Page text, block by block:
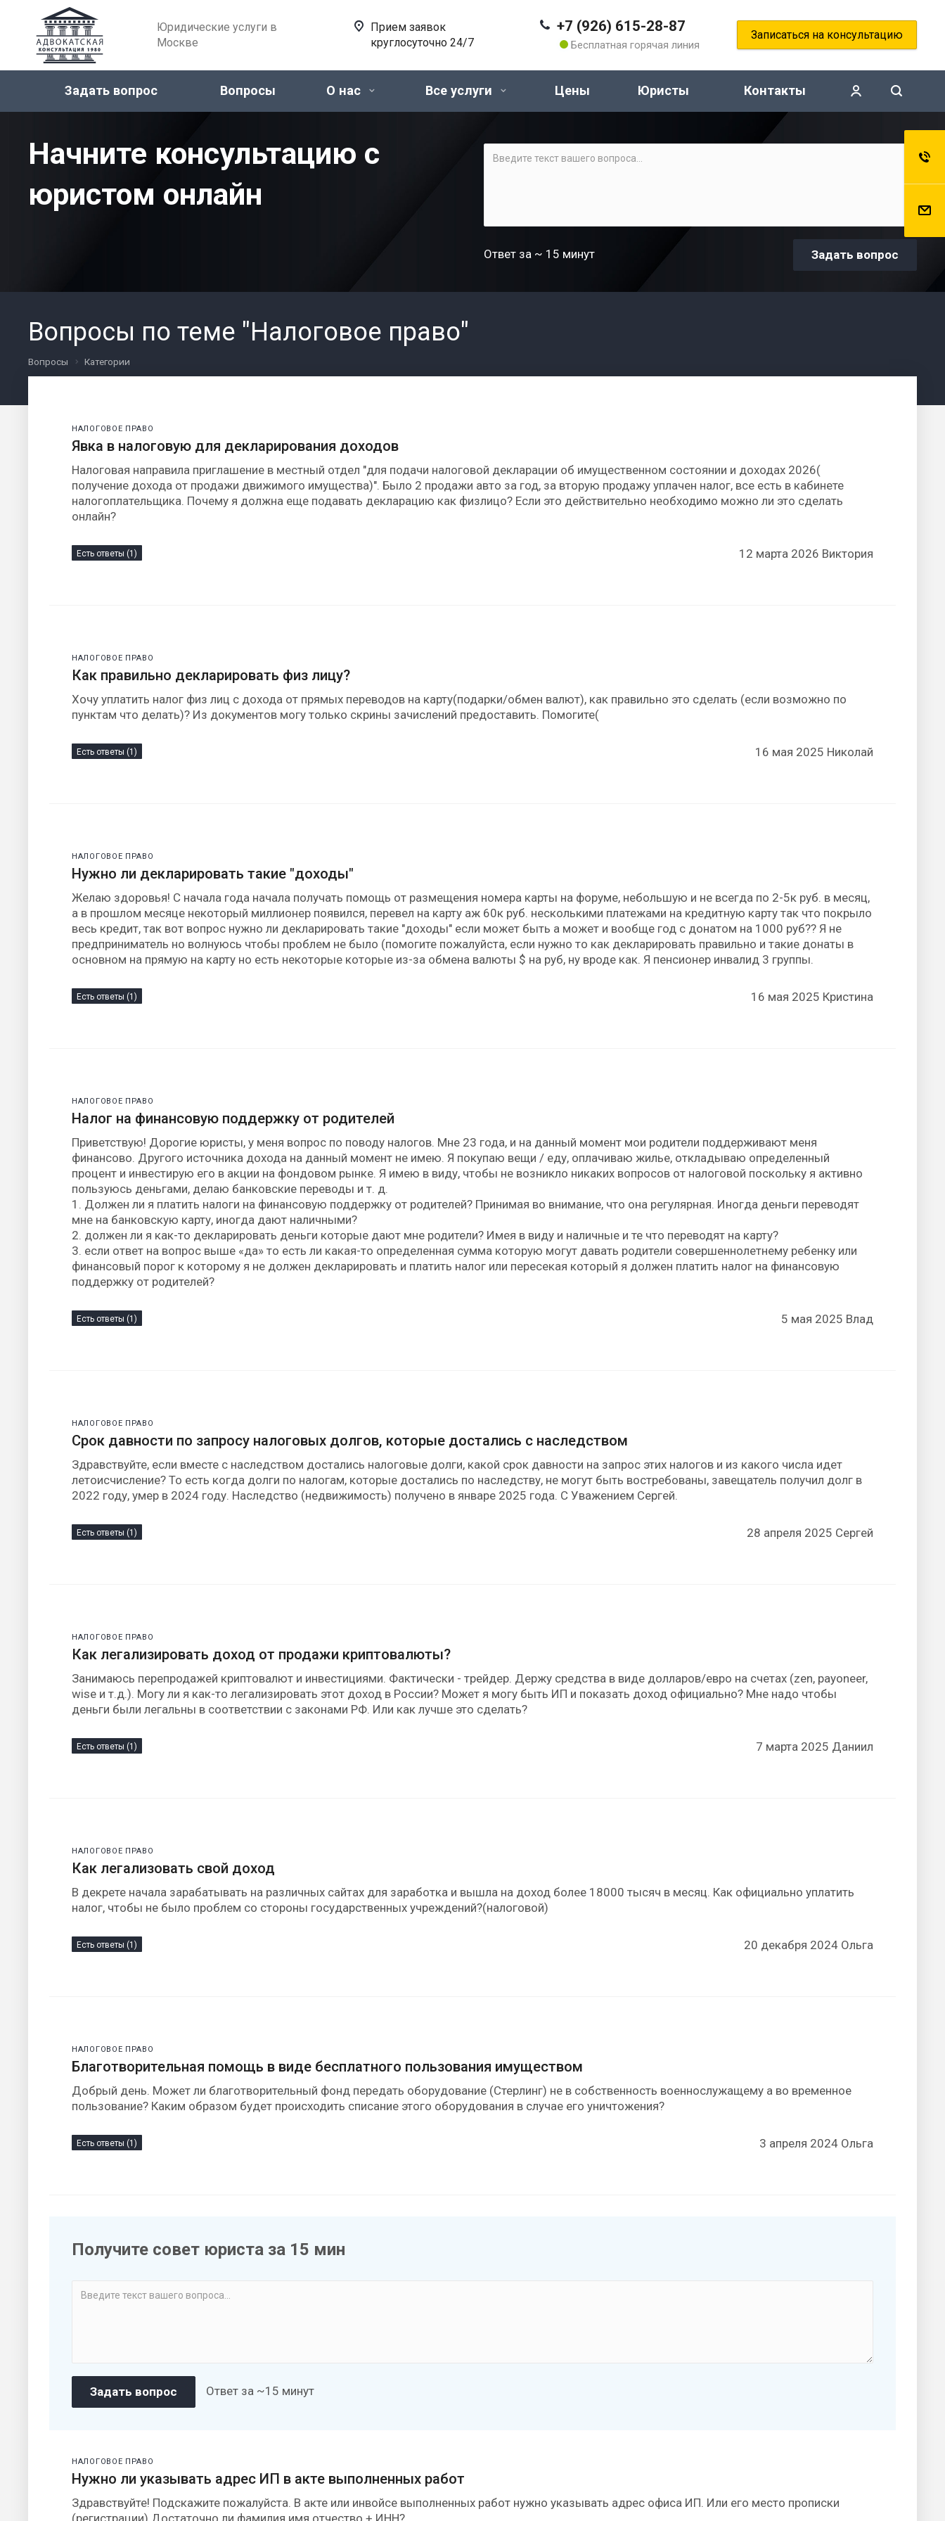
Юридические услуги в
Москве
+7 (926) 615-28-87
Бесплатная горячая линия
Записаться на консультацию
Прием заявок
круглосуточно 24/7
Задать вопрос Вопросы О нас Все услуги Цены Юристы Контакты
Начните консультацию с
юристом онлайн
Ответ за ~ 15 минут
Вопросы по теме "Налоговое право"
Вопросы Категории
НАЛОГОВОЕ ПРАВО
Явка в налоговую для декларирования доходов
Налоговая направила приглашение в местный отдел "для подачи налоговой декларации об имущественном состоянии и доходах 2026(
получение дохода от продажи движимого имущества)". Было 2 продажи авто за год, за вторую продажу уплачен налог, все есть в кабинете
налогоплательщика. Почему я должна еще подавать декларацию как физлицо? Если это действительно необходимо можно ли это сделать
онлайн?
Есть ответы (1) 12 марта 2026 Виктория
НАЛОГОВОЕ ПРАВО
Как правильно декларировать физ лицу?
Хочу уплатить налог физ лиц с дохода от прямых переводов на карту(подарки/обмен валют), как правильно это сделать (если возможно по
пунктам что делать)? Из документов могу только скрины зачислений предоставить. Помогите(
Есть ответы (1) 16 мая 2025 Николай
НАЛОГОВОЕ ПРАВО
Нужно ли декларировать такие "доходы"
Желаю здоровья! С начала года начала получать помощь от размещения номера карты на форуме, небольшую и не всегда по 2-5к руб. в месяц,
а в прошлом месяце некоторый миллионер появился, перевел на карту аж 60к руб. несколькими платежами на кредитную карту так что покрыло
весь кредит, так вот вопрос нужно ли декларировать такие "доходы" если может быть а может и вообще год с донатом на 1000 руб?? Я не
предприниматель но волнуюсь чтобы проблем не было (помогите пожалуйста, если нужно то как декларировать правильно и такие донаты в
основном на прямую на карту но есть некоторые которые из-за обмена валюты $ на руб, ну вроде как. Я пенсионер инвалид 3 группы.
Есть ответы (1) 16 мая 2025 Кристина
НАЛОГОВОЕ ПРАВО
Налог на финансовую поддержку от родителей
Приветствую! Дорогие юристы, у меня вопрос по поводу налогов. Мне 23 года, и на данный момент мои родители поддерживают меня
финансово. Другого источника дохода на данный момент не имею. Я покупаю вещи / еду, оплачиваю жилье, откладываю определенный
процент и инвестирую его в акции на фондовом рынке. Я имею в виду, чтобы не возникло никаких вопросов от налоговой поскольку я активно
пользуюсь деньгами, делаю банковские переводы и т. д.
1. Должен ли я платить налоги на финансовую поддержку от родителей? Принимая во внимание, что она регулярная. Иногда деньги переводят
мне на банковскую карту, иногда дают наличными?
2. должен ли я как-то декларировать деньги которые дают мне родители? Имея в виду и наличные и те что переводят на карту?
3. если ответ на вопрос выше «да» то есть ли какая-то определенная сумма которую могут давать родители совершеннолетнему ребенку или
финансовый порог к которому я не должен декларировать и платить налог или пересекая который я должен платить налог на финансовую
поддержку от родителей?
Есть ответы (1) 5 мая 2025 Влад
НАЛОГОВОЕ ПРАВО
Срок давности по запросу налоговых долгов, которые достались с наследством
Здравствуйте, если вместе с наследством достались налоговые долги, какой срок давности на запрос этих налогов и из какого числа идет
летоисчисление? То есть когда долги по налогам, которые достались по наследству, не могут быть востребованы, завещатель получил долг в
2022 году, умер в 2024 году. Наследство (недвижимость) получено в январе 2025 года. С Уважением Сергей.
Есть ответы (1) 28 апреля 2025 Сергей
НАЛОГОВОЕ ПРАВО
Как легализировать доход от продажи криптовалюты?
Занимаюсь перепродажей криптовалют и инвестициями. Фактически - трейдер. Держу средства в виде долларов/евро на счетах (zen, payoneer,
wise и т.д.). Могу ли я как-то легализировать этот доход в России? Может я могу быть ИП и показать доход официально? Мне надо чтобы
деньги были легальны в соответствии с законами РФ. Или как лучше это сделать?
Есть ответы (1) 7 марта 2025 Даниил
НАЛОГОВОЕ ПРАВО
Как легализовать свой доход
В декрете начала зарабатывать на различных сайтах для заработка и вышла на доход более 18000 тысяч в месяц. Как официально уплатить
налог, чтобы не было проблем со стороны государственных учреждений?(налоговой)
Есть ответы (1) 20 декабря 2024 Ольга
НАЛОГОВОЕ ПРАВО
Благотворительная помощь в виде бесплатного пользования имуществом
Добрый день. Может ли благотворительный фонд передать оборудование (Стерлинг) не в собственность военнослужащему а во временное
пользование? Каким образом будет происходить списание этого оборудования в случае его уничтожения?
Есть ответы (1) 3 апреля 2024 Ольга
Получите совет юриста за 15 мин
Ответ за ~15 минут
НАЛОГОВОЕ ПРАВО
Нужно ли указывать адрес ИП в акте выполненных работ
Здравствуйте! Подскажите пожалуйста. В акте или инвойсе выполненных работ нужно указывать адрес офиса ИП. Или его место прописки